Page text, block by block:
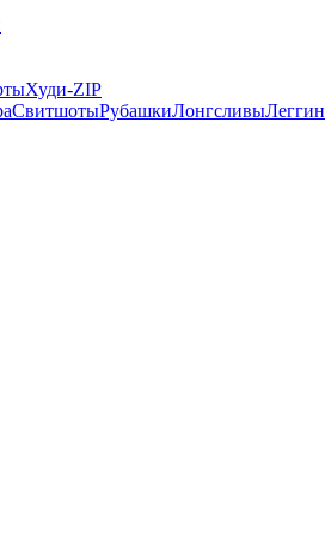
Худи-ZIP
СвитшотыРубашкиЛонгсливы